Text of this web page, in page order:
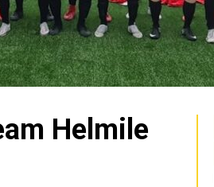
Helmile